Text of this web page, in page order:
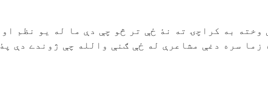
به کراچۍ ته نۀ ځې تر څو چې دې ما له يو نظم او
سره دغې مشاعرې له ځې ګنې والله چې ژوندے دې پۀ